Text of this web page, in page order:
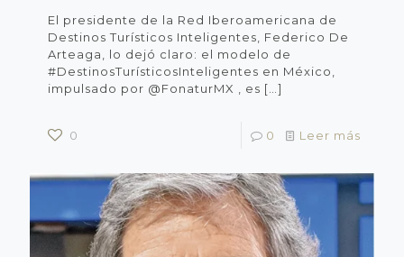
El presidente de la Red Iberoamericana de
Destinos Turísticos Inteligentes, Federico De
Arteaga, lo dejó claro: el modelo de
#DestinosTurísticosInteligentes en México,
impulsado por @FonaturMX , es […]
0 0 Leer más